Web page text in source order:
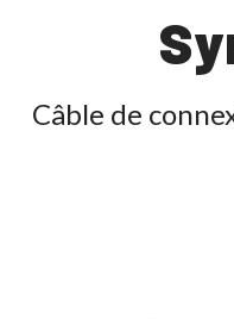
Câble de